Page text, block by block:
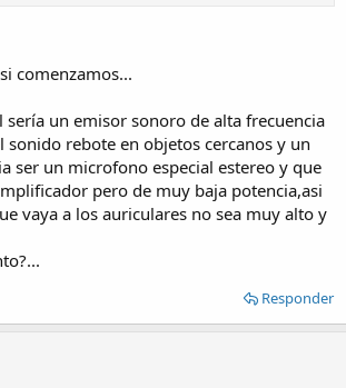
comenzamos...
sería un emisor sonoro de alta frecuencia
sonido rebote en objetos cercanos y un
ser un microfono especial estereo y que
pero de muy baja potencia,asi
vaya a los auriculares no sea muy alto y
Responder